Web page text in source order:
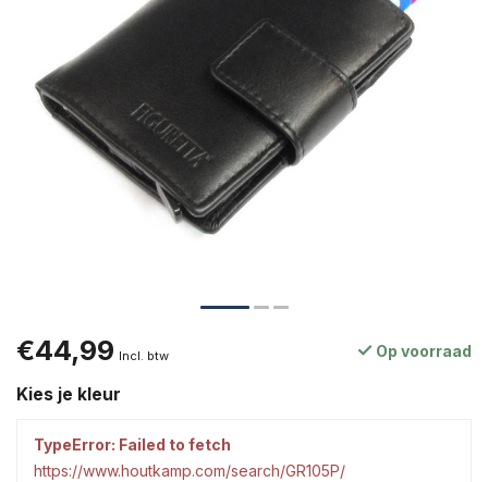
€44,99 Incl. btw Op voorraad
Kies je kleur
TypeError: Failed to fetch
https://www.houtkamp.com/search/GR105P/